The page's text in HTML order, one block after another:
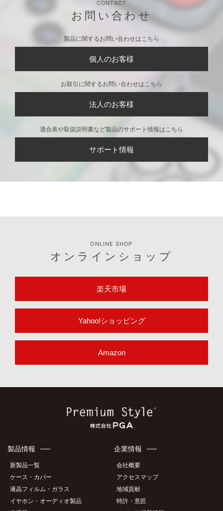
CONTACT
お問い合わせ
製品に関するお問い合わせはこちら
個人のお客様
お取引に関するお問い合わせはこちら
法人のお客様
適合表や取扱説明書など製品のサポート情報はこちら
サポート情報
ONLINE SHOP
オンラインショップ
楽天市場
Yahoo!ショッピング
Amazon
製品情報
新製品一覧
ケース・カバー
液晶フィルム・ガラス
イヤホン・オーディオ製品
企業情報
会社概要
アクセスマップ
地域貢献
特許・意匠